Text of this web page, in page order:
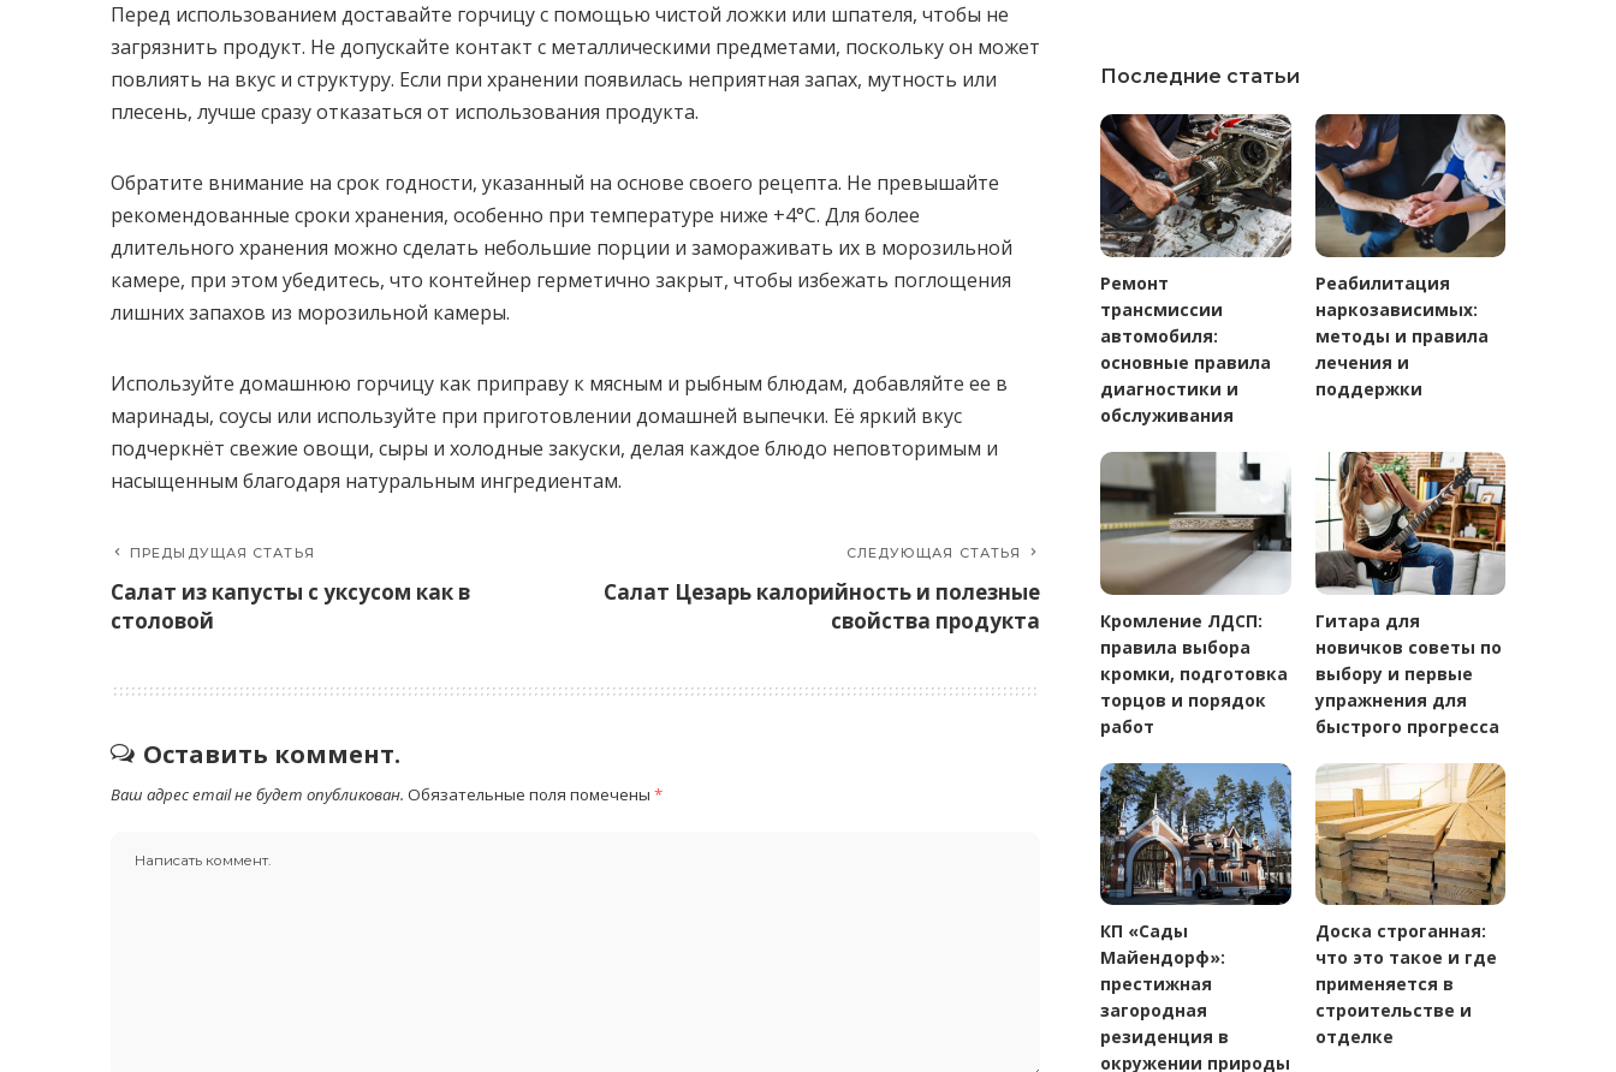
Перед использованием доставайте горчицу с помощью чистой ложки или шпателя, чтобы не
загрязнить продукт. Не допускайте контакт с металлическими предметами, поскольку он может
повлиять на вкус и структуру. Если при хранении появилась неприятная запах, мутность или
плесень, лучше сразу отказаться от использования продукта.
Обратите внимание на срок годности, указанный на основе своего рецепта. Не превышайте
рекомендованные сроки хранения, особенно при температуре ниже +4°C. Для более
длительного хранения можно сделать небольшие порции и замораживать их в морозильной
камере, при этом убедитесь, что контейнер герметично закрыт, чтобы избежать поглощения
лишних запахов из морозильной камеры.
Используйте домашнюю горчицу как приправу к мясным и рыбным блюдам, добавляйте ее в
маринады, соусы или используйте при приготовлении домашней выпечки. Её яркий вкус
подчеркнёт свежие овощи, сыры и холодные закуски, делая каждое блюдо неповторимым и
насыщенным благодаря натуральным ингредиентам.
ПРЕДЫДУЩАЯ СТАТЬЯ
Салат из капусты с уксусом как в
столовой
СЛЕДУЮЩАЯ СТАТЬЯ
Салат Цезарь калорийность и полезные
свойства продукта
Оставить коммент.
Ваш адрес email не будет опубликован. Обязательные поля помечены *
Последние статьи
Ремонт
трансмиссии
автомобиля:
основные правила
диагностики и
обслуживания
Реабилитация
наркозависимых:
методы и правила
лечения и
поддержки
Кромление ЛДСП:
правила выбора
кромки, подготовка
торцов и порядок
работ
Гитара для
новичков советы по
выбору и первые
упражнения для
быстрого прогресса
КП «Сады
Майендорф»:
престижная
загородная
резиденция в
окружении природы
Доска строганная:
что это такое и где
применяется в
строительстве и
отделке